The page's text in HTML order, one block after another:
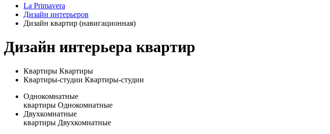
La Primavera
Дизайн интерьеров
Дизайн квартир (навигационная)
Дизайн интерьера квартир
Квартиры Квартиры
Квартиры-студии Квартиры-студии
Однокомнатные
квартиры Однокомнатные
Двухкомнатные
квартиры Двухкомнатные